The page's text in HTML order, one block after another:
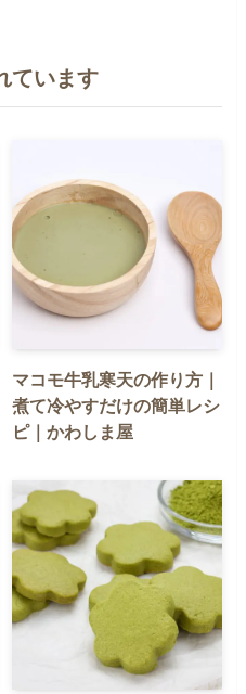
ています
マコモ牛乳寒天の作り方｜
煮て冷やすだけの簡単レシ
ピ｜かわしま屋